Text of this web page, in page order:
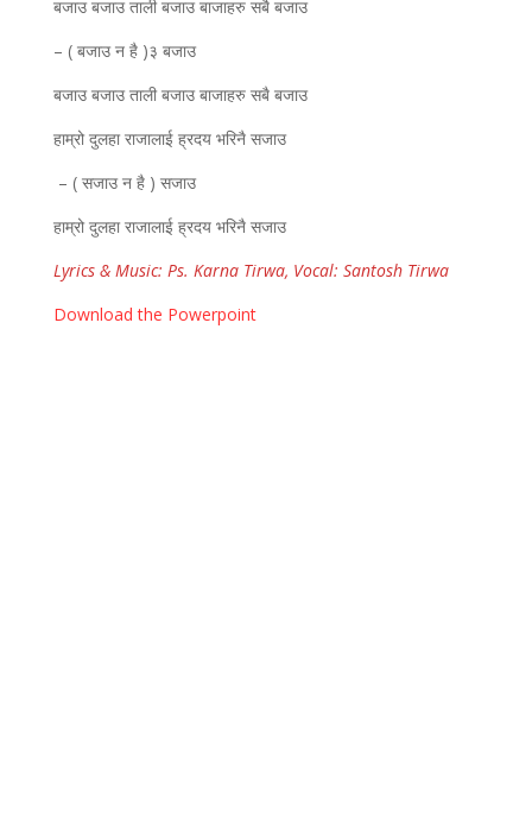
बजाउ बजाउ ताली बजाउ बाजाहरु सबै बजाउ
– ( बजाउ न है )३ बजाउ
बजाउ बजाउ ताली बजाउ बाजाहरु सबै बजाउ
हाम्रो दुलहा राजालाई ह्रदय भरिनै सजाउ
– ( सजाउ न है ) सजाउ
हाम्रो दुलहा राजालाई ह्रदय भरिनै सजाउ
Lyrics & Music: Ps. Karna Tirwa, Vocal: Santosh Tirwa
Download the Powerpoint